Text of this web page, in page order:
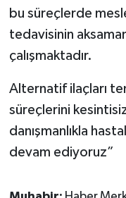
bu süreçlerde
tedavisinin
çalışmaktadır.
Alternatif ilaçları
süreçlerini
danışmanlıkla
devam ediyoruz”